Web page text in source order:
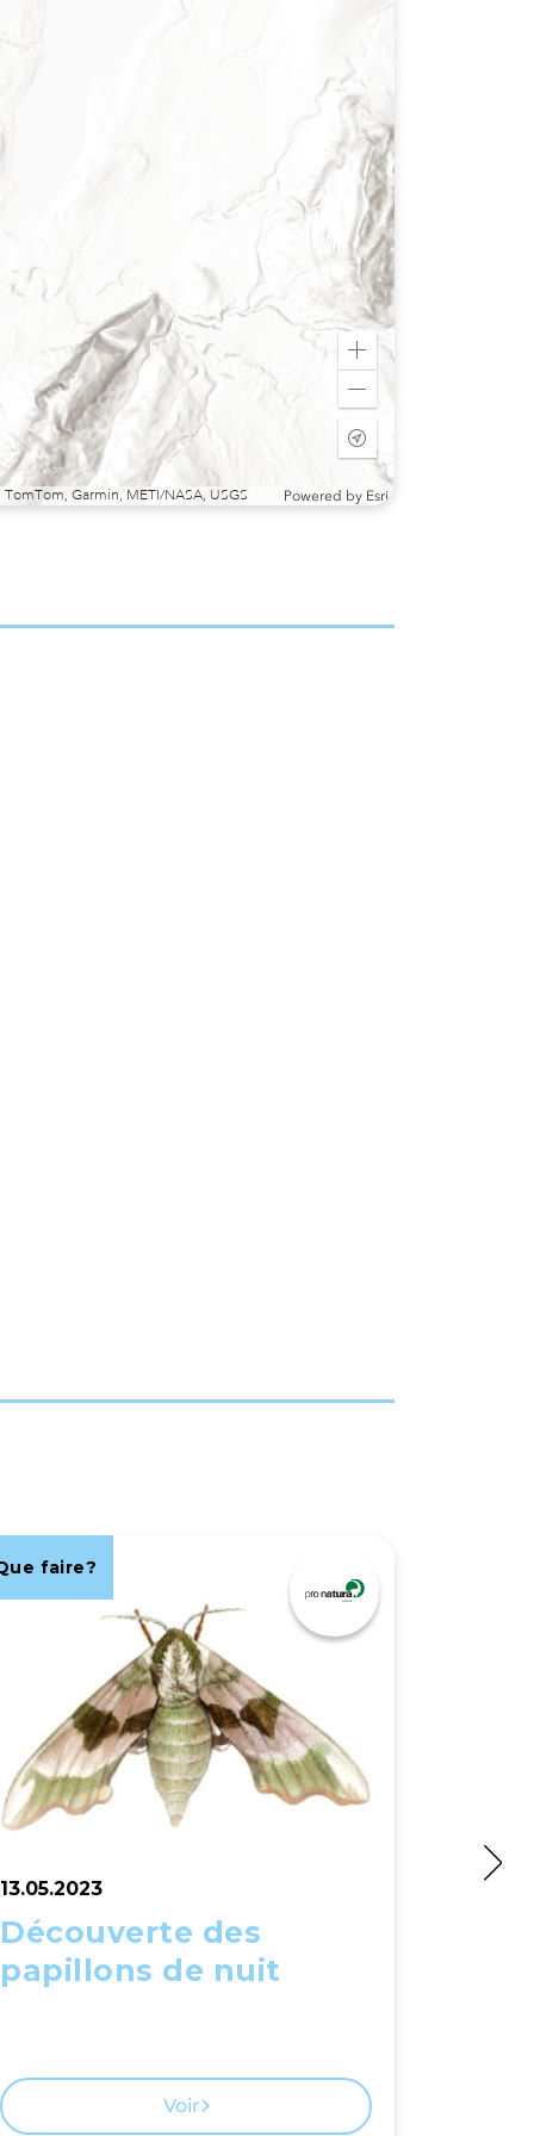
Zoom
Start
tracking
my
location
TomTom, Garmin, METI/NASA, USGS Powered by Esri
faire?
13.05.2023
Découverte des
papillons de nuit
Voir